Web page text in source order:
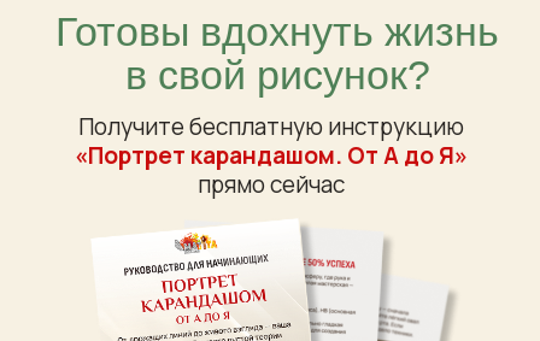
Готовы вдохнуть жизнь
в свой рисунок?
Получите бесплатную инструкцию
«Портрет карандашом. От А до Я»
прямо сейчас